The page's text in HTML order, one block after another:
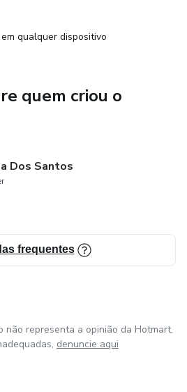
qualquer dispositivo
quem criou o
Dos Santos
frequentes
não representa a opinião da Hotmart.
denuncie aqui